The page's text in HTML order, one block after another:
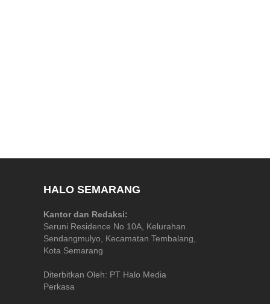
HALO SEMARANG
Kantor dan Redaksi:
Seruni Residence No 10A, Kelurahan
Sendangmulyo, Kecamatan Tembalang,
Kota Semarang
Diterbitkan Oleh: PT Halo Media
Perkasa